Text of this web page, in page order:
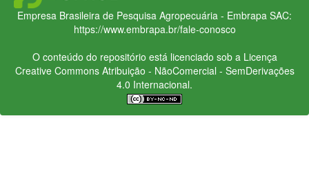
Empresa Brasileira de Pesquisa Agropecuária - Embrapa SAC:
https://www.embrapa.br/fale-conosco
O conteúdo do repositório está licenciado sob a Licença
Creative CommonsAtribuição - NãoComercial - SemDerivações
4.0 Internacional.